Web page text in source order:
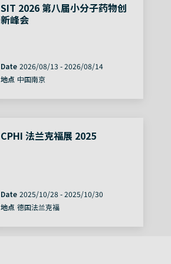
SIT 2026 第八届小分子药物创
新峰会
Date 2026/08/13 -2026/08/14
地点 中国南京
CPHI 法兰克福展 2025
Date 2025/10/28 -2025/10/30
地点 德国法兰克福